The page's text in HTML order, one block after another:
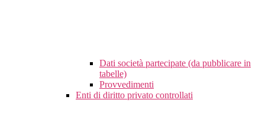
Dati società partecipate (da pubblicare in
tabelle)
Provvedimenti
Enti di diritto privato controllati